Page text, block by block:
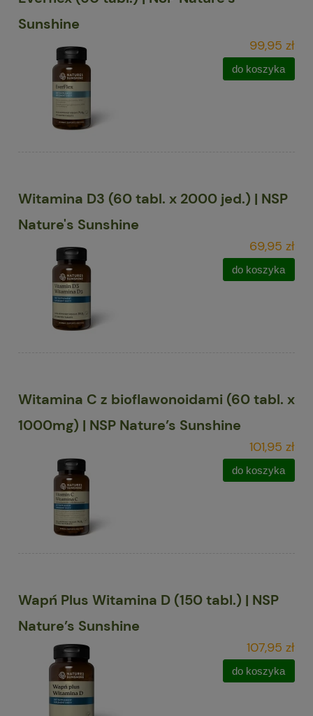
Sunshine
99,95 zł
do koszyka
Witamina D3 (60 tabl. x 2000 jed.) | NSP
Nature's Sunshine
69,95 zł
do koszyka
Witamina C z bioflawonoidami (60 tabl. x
1000mg) | NSP Nature’s Sunshine
101,95 zł
do koszyka
Wapń Plus Witamina D (150 tabl.) | NSP
Nature’s Sunshine
107,95 zł
do koszyka